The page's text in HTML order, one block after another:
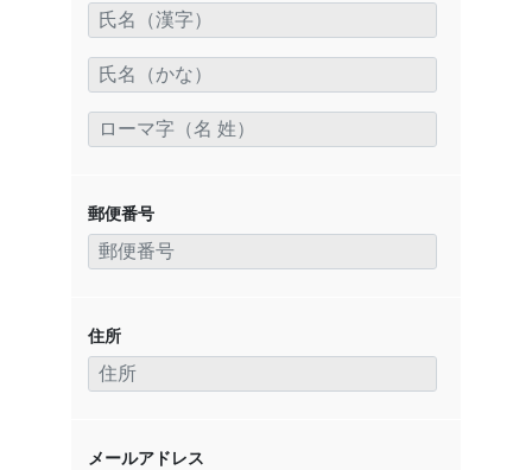
郵便番号
住所
メールアドレス